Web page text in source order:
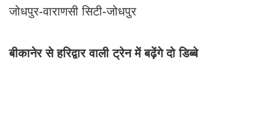
जोधपुर-वाराणसी सिटी-जोधपुर
बीकानेर से हरिद्वार वाली ट्रेन में बढ़ेंगे दो डिब्बे